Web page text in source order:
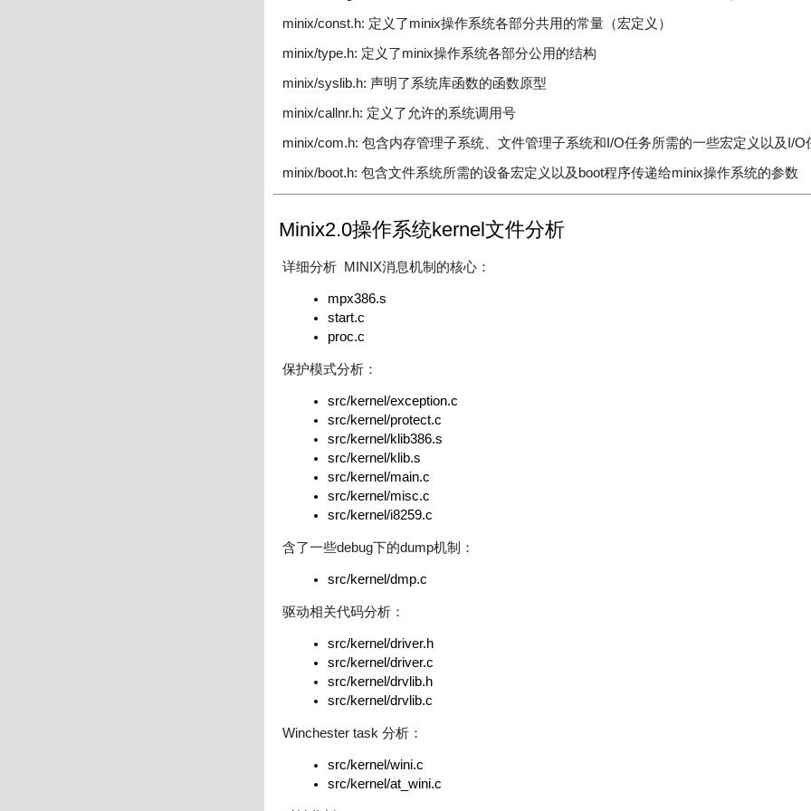
minix/const.h: 定义了minix操作系统各部分共用的常量（宏定义）
minix/type.h: 定义了minix操作系统各部分公用的结构
minix/syslib.h: 声明了系统库函数的函数原型
minix/callnr.h: 定义了允许的系统调用号
minix/com.h: 包含内存管理子系统、文件管理子系统和I/O任务所需的一些宏定义以及I/O
minix/boot.h: 包含文件系统所需的设备宏定义以及boot程序传递给minix操作系统的参数
Minix2.0操作系统kernel文件分析
详细分析 MINIX消息机制的核心：
mpx386.s
start.c
proc.c
保护模式分析：
src/kernel/exception.c
src/kernel/protect.c
src/kernel/klib386.s
src/kernel/klib.s
src/kernel/main.c
src/kernel/misc.c
src/kernel/i8259.c
含了一些debug下的dump机制：
src/kernel/dmp.c
驱动相关代码分析：
src/kernel/driver.h
src/kernel/driver.c
src/kernel/drvlib.h
src/kernel/drvlib.c
Winchester task 分析：
src/kernel/wini.c
src/kernel/at_wini.c